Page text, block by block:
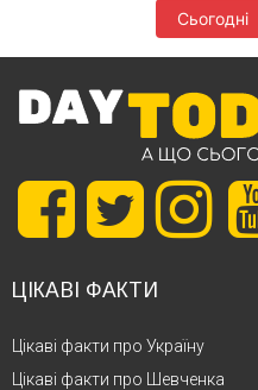
Сьогодні
ЦІКАВІ ФАКТИ
Цікаві факти про Україну
Цікаві факти про Шевченка